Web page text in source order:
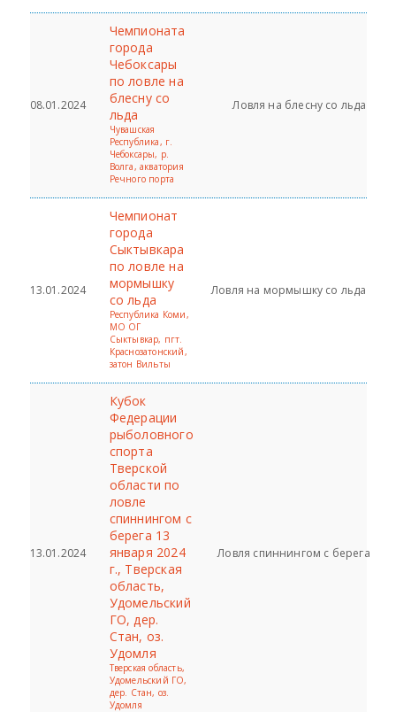
08.01.2024
Чемпионата
города
Чебоксары
по ловле на
блесну со
льда
Чувашская
Республика, г.
Чебоксары, р.
Волга, акватория
Речного порта
Ловля на блесну со льда
13.01.2024
Чемпионат
города
Сыктывкара
по ловле на
мормышку
со льда
Республика Коми,
МО ОГ
Сыктывкар, пгт.
Краснозатонский,
затон Вильты
Ловля на мормышку со льда
13.01.2024
Кубок
Федерации
рыболовного
спорта
Тверской
области по
ловле
спиннингом с
берега 13
января 2024
г., Тверская
область,
Удомельский
ГО, дер.
Стан, оз.
Удомля
Тверская область,
Удомельский ГО,
дер. Стан, оз.
Удомля
Ловля спиннингом с берега